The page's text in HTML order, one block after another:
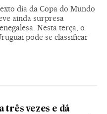
dia da Copa do Mundo
ainda surpresa
Nesta terça, o
pode se classificar
três vezes e dá